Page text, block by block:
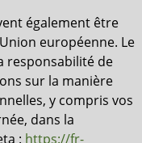
également être
européenne. Le
responsabilité de
sur la manière
y compris vos
dans la
: https://fr-